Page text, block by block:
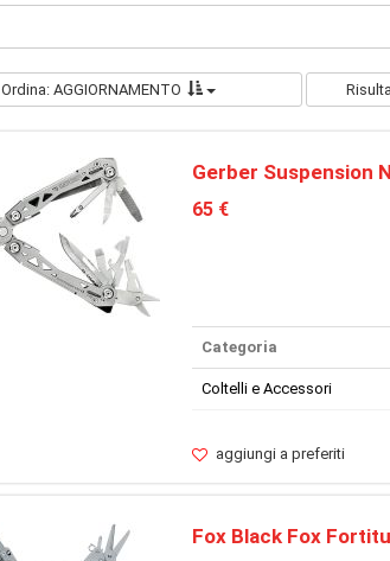
Ordina: AGGIORNAMENTO
Gerber Suspension
65 €
Categoria
Coltelli e Accessori
aggiungi a preferiti
Fox Black Fox